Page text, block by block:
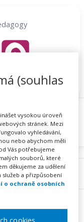
Registrace
Menu
(souhlas
vysokou úroveň
stránek. Mezi
vyhledávání,
nebo abychom měli
Vás potřebujeme
souborů, které
děkujeme za udělení
služeb a přizpůsobení
o ochraně osobních